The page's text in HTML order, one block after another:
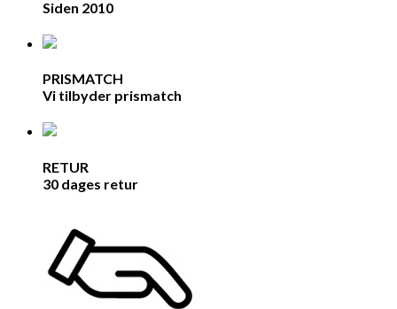
Siden 2010
PRISMATCH
Vi tilbyder prismatch
RETUR
30 dages retur